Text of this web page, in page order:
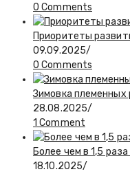
0 Comments
Приоритеты
09.09.2025/
0 Comments
Зимовка племенных
28.08.2025/
1 Comment
Более чем в 1,5
18.10.2025/